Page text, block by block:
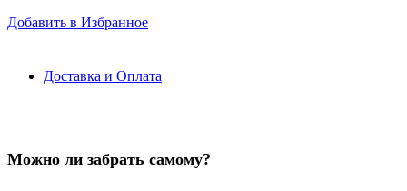
Добавить в Избранное
Доставка и Оплата
Можно ли забрать самому?